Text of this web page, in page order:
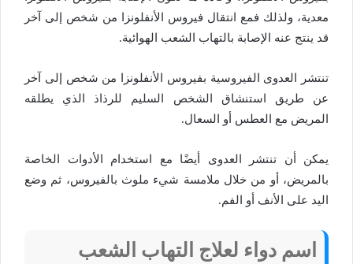
معدية، ولذلك فمع انتقال فيروس الأنفلونزا من شخص إلى آخر
قد ينتج عنه الإصابة بالتهاب الشعب الهوائية.
تنتشر العدوى الفيروسية بفيروس الأنفلونزا من شخص إلى آخر
عن طريق استنشاق الشخص السليم للرذاذ الذي يطلقه
المريض مع العطس أو السعال.
يمكن أن تنتشر العدوى أيضًا مع استخدام الأدوات الخاصة
بالمريض، أو من خلال ملامسة شيء ملوث بالفيروس، ثم وضع
اليد على الأنف أو الفم.
اسم دواء لعلاج التهاب الشعب